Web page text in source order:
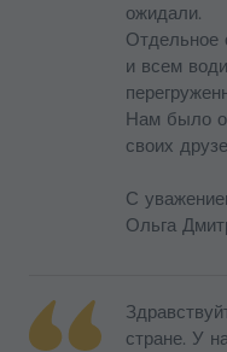
ожидали.
Отдельное
и всем
Нам было
своих
С
Ольга
стране. У